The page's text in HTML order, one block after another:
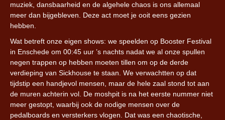
muziek, dansbaarheid en de algehele chaos is ons allemaal
meer dan bijgebleven. Deze act moet je ooit eens gezien
hebben.
Wat betreft onze eigen shows: we speelden op Booster Festival
in Enschede om 00:45 uur ’s nachts nadat we al onze spullen
negen trappen op hebben moeten tillen om op de derde
verdieping van Sickhouse te staan. We verwachtten op dat
tijdstip een handjevol mensen, maar de hele zaal stond tot aan
de muren achterin vol. De moshpit is na het eerste nummer niet
meer gestopt, waarbij ook de nodige mensen over de
pedalboards en versterkers vlogen. Dat was een chaotische,